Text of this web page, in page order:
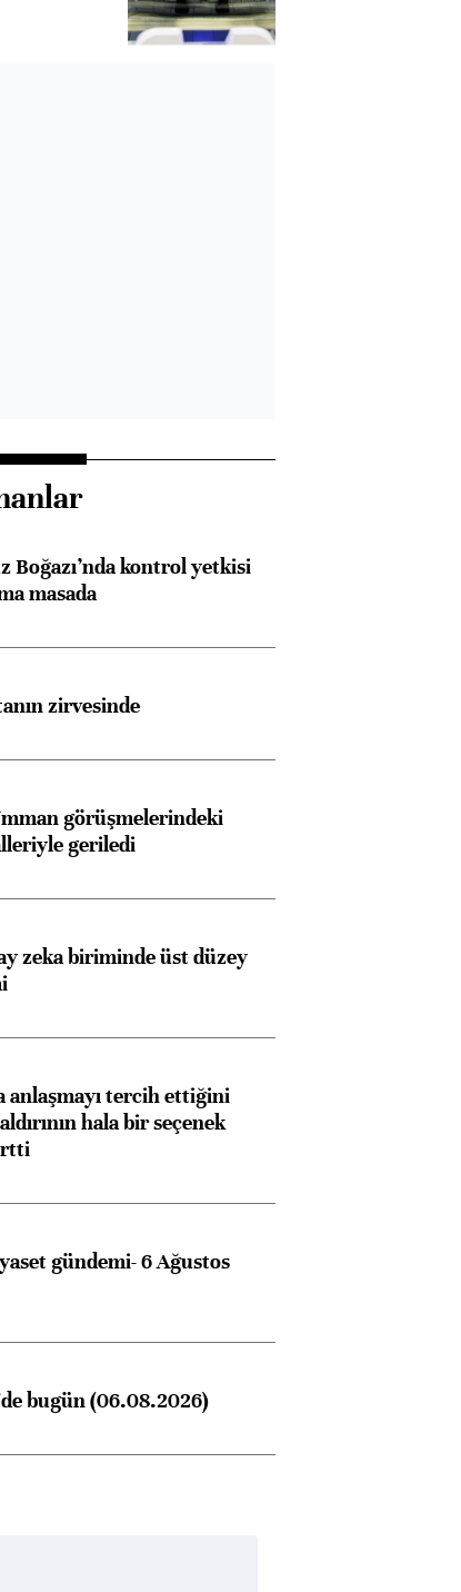
Almanya, Commerzbank
görüşmelere hazırlanıyor
Boğazı’nda kontrol yetkisi
masada
zirvesinde
görüşmelerindeki
geriledi
zeka biriminde üst düzey
anlaşmayı tercih ettiğini
hala bir seçenek
gündemi- 6 Ağustos
bugün (06.08.2026)